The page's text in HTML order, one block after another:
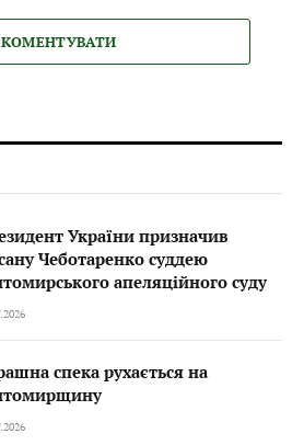
КОМЕНТУВАТИ
України призначив
Чеботаренко суддею
апеляційного суду
спека рухається на